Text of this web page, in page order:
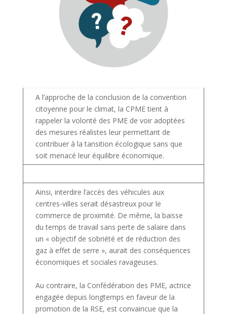
A l’approche de la conclusion de la convention
citoyenne pour le climat, la CPME tient à
rappeler la volonté des PME de voir adoptées
des mesures réalistes leur permettant de
contribuer à la tansition écologique sans que
soit menacé leur équilibre économique.
Ainsi, interdire l’accès des véhicules aux
centres-villes serait désastreux pour le
commerce de proximité. De même, la baisse
du temps de travail sans perte de salaire dans
un « objectif de sobriété et de réduction des
gaz à effet de serre », aurait des conséquences
économiques et sociales ravageuses.
Au contraire, la Confédération des PME, actrice
engagée depuis longtemps en faveur de la
promotion de la RSE, est convaincue que la